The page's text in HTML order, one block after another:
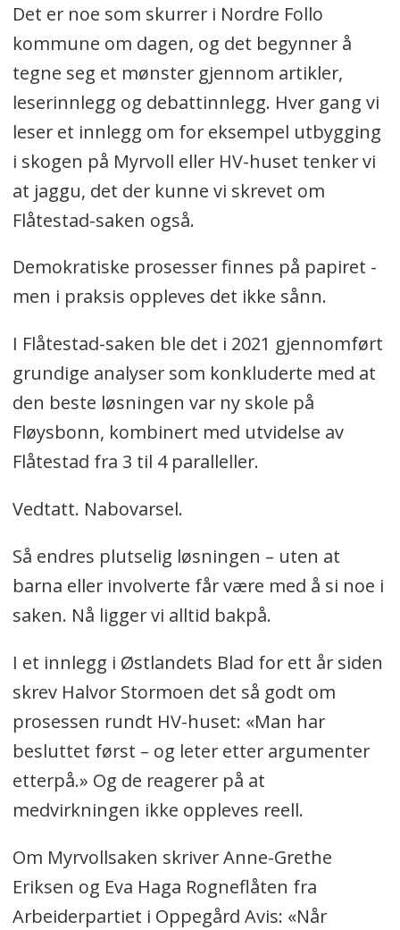
Det er noe som skurrer i Nordre Follo
kommune om dagen, og det begynner å
tegne seg et mønster gjennom artikler,
leserinnlegg og debattinnlegg. Hver gang vi
leser et innlegg om for eksempel utbygging
i skogen på Myrvoll eller HV-huset tenker vi
at jaggu, det der kunne vi skrevet om
Flåtestad-saken også.
Demokratiske prosesser finnes på papiret -
men i praksis oppleves det ikke sånn.
I Flåtestad-saken ble det i 2021 gjennomført
grundige analyser som konkluderte med at
den beste løsningen var ny skole på
Fløysbonn, kombinert med utvidelse av
Flåtestad fra 3 til 4 paralleller.
Vedtatt. Nabovarsel.
Så endres plutselig løsningen – uten at
barna eller involverte får være med å si noe i
saken. Nå ligger vi alltid bakpå.
I et innlegg i Østlandets Blad for ett år siden
skrev Halvor Stormoen det så godt om
prosessen rundt HV-huset: «Man har
besluttet først – og leter etter argumenter
etterpå.» Og de reagerer på at
medvirkningen ikke oppleves reell.
Om Myrvollsaken skriver Anne-Grethe
Eriksen og Eva Haga Rogneflåten fra
Arbeiderpartiet i Oppegård Avis: «Når